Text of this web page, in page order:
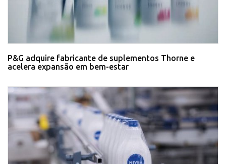
P&G adquire fabricante de suplementos Thorne e
acelera expansão em bem-estar